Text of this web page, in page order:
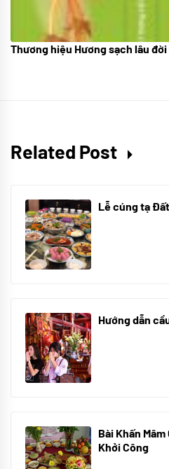
18/10/2025
Thương hiệu Hương sạch lâu
Related Post
Lễ cúng tạ
Hướng dẫn
Bài Khấn
Khởi Công